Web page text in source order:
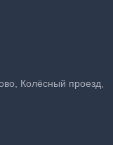
Колёсный проезд,